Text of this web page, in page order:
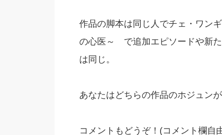
作品の脚本は同じ人でチェ・ワン
の心医～ で追加エピソードや新
は同じ。
あなたはどちらの作品のホジュン
コメントもどうぞ！(コメント欄自